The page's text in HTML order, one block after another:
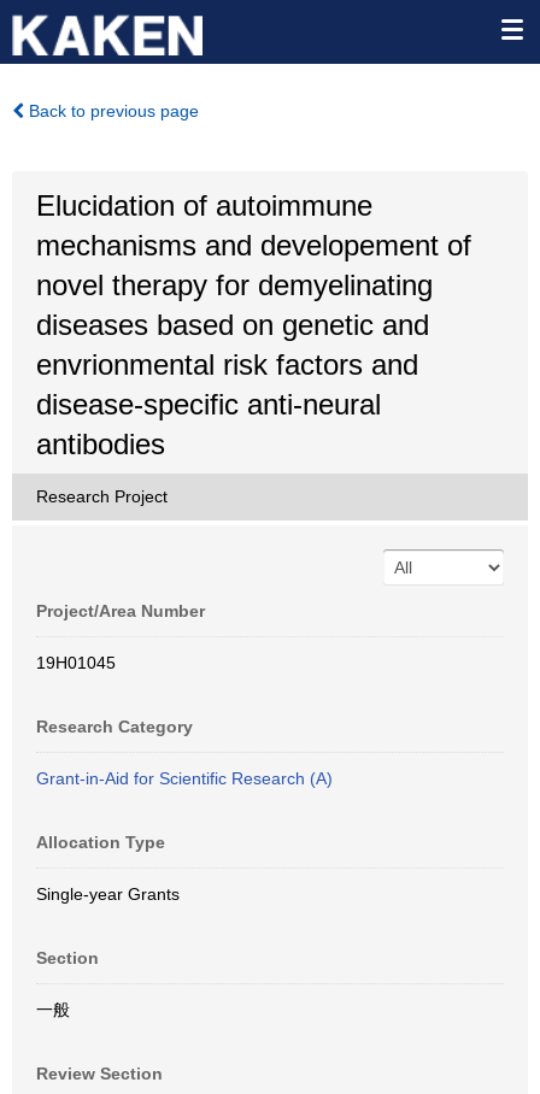
Back to previous page
Elucidation of autoimmune
mechanisms and developement of
novel therapy for demyelinating
diseases based on genetic and
envrionmental risk factors and
disease-specific anti-neural
antibodies
Research Project
Project/Area Number
19H01045
Research Category
Grant-in-Aid for Scientific Research (A)
Allocation Type
Single-year Grants
Section
一般
Review Section